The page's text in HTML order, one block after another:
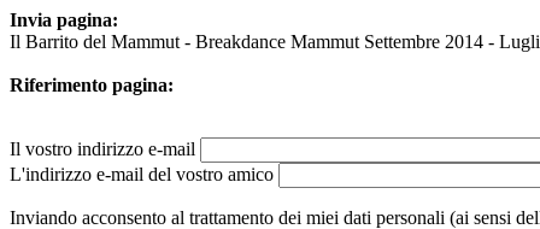
Invia pagina:
Il Barrito del Mammut - Breakdance Mammut Settembre 2014 -
Riferimento pagina:
Il vostro indirizzo e-mail
L'indirizzo e-mail del vostro amico
Inviando acconsento al trattamento dei miei dati personali (ai sensi